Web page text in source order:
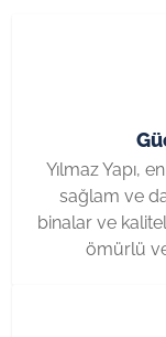
Yılmaz Yapı,
sağlam ve
binalar ve
ömürlü